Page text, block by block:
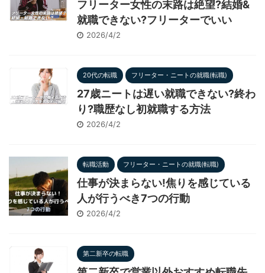
フリーター女性の末路は絶望?結婚&
就職できない?フリーターでいい
2026/4/2
20代の転職 フリーター・ニートの就職(転職)
27歳ニートは遅い就職できない?終わ
り?職歴なし初就職する方法
2026/4/2
転職活動 フリーター・ニートの就職(転職)
仕事が決まらない!焦りを感じている
人が行うべき7つの行動
2026/4/2
第二新卒の転職